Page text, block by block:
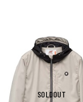
SOLDOUT